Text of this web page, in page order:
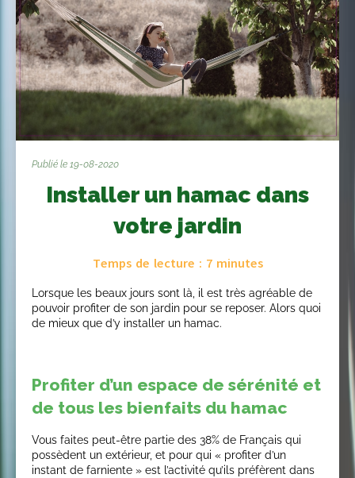
Publié le 19-08-2020
Installer un hamac dans
votre jardin
Temps de lecture : 7minutes
Lorsque les beaux jours sont là, il est très agréable de
pouvoir profiter de son jardin pour se reposer. Alors quoi
de mieux que d’y installer un hamac.
Profiter d’un espace de sérénité et
de tous les bienfaits du hamac
Vous faites peut-être partie des 38% de Français qui
possèdent un extérieur, et pour qui « profiter d’un
instant de farniente » est l’activité qu’ils préfèrent dans